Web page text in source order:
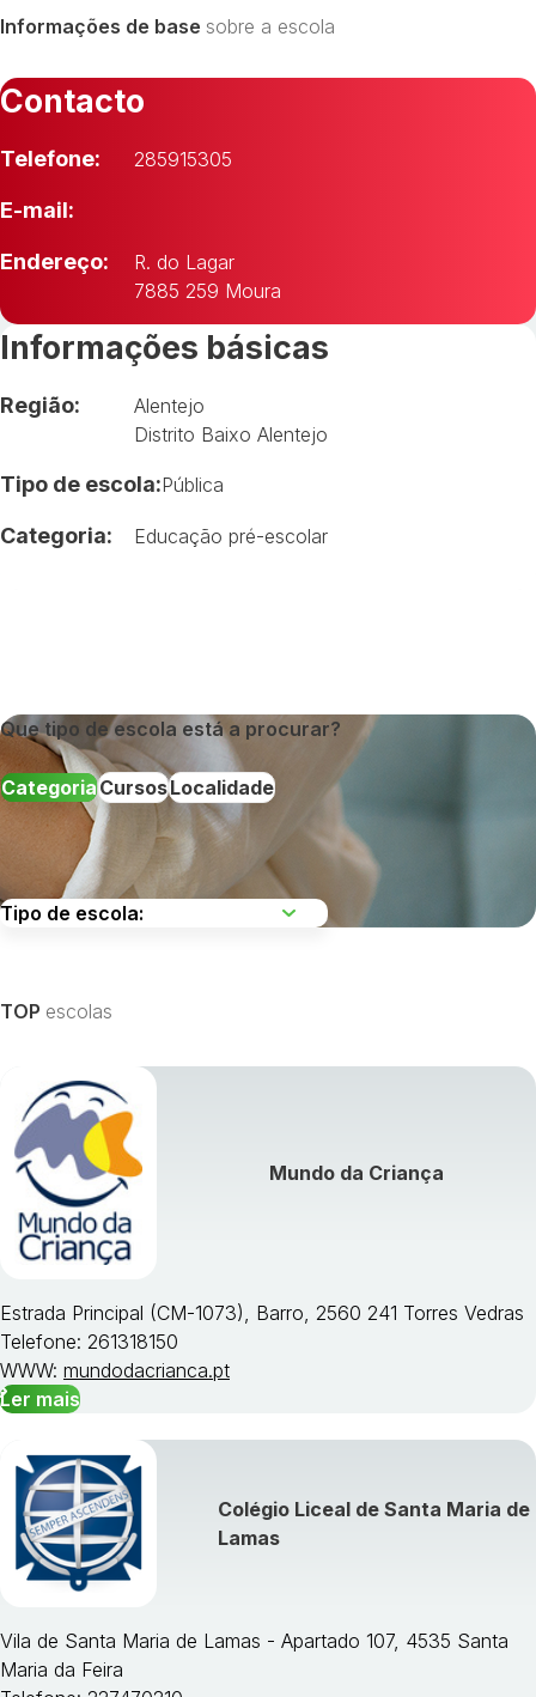
Informações de base sobre a escola
Contacto
Telefone: 285915305
E-mail:
Endereço:
R. do Lagar
7885 259 Moura
Informações básicas
Região:
Alentejo
Distrito Baixo Alentejo
Tipo de escola:Pública
Categoria: Educação pré-escolar
Que tipo de escola está a procurar?
CategoriaCursosLocalidade
Visualizar todos os cursos »
TOP escolas
Mundo da Criança
Estrada Principal (CM-1073), Barro, 2560 241 Torres Vedras
Telefone: 261318150
WWW: mundodacrianca.pt
Ler mais
Colégio Liceal de Santa Maria de
Lamas
Vila de Santa Maria de Lamas - Apartado 107, 4535 Santa
Maria da Feira